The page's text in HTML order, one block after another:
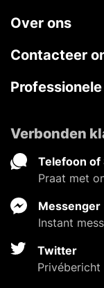
Over ons
Contacteer
Verbonden
Telefoon of
Praat met
Messenger
Instant
Twitter
Privébericht